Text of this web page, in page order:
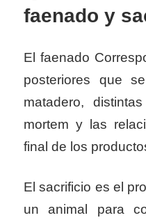
faenado y
El faenado
posteriores que
matadero,
mortem y las
final de los
El sacrificio es el
un animal para